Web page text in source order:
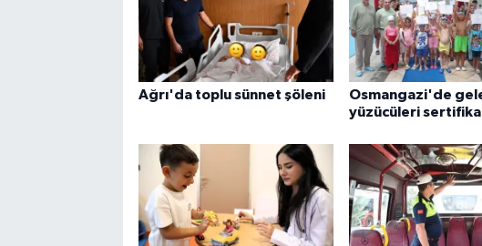
Ağrı'da toplu sünnet şöleni
Osmangazi'de
yüzücüleri